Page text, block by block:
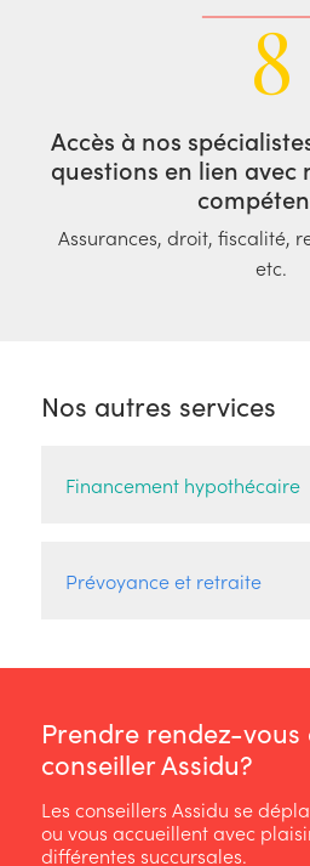
8
Accès à nos
questions en lien avec
Assurances, droit, fiscalité,
etc.
Nos autres services
Financement hypothécaire
Prévoyance et retraite
Prendre rendez-vous
conseiller Assidu?
Les conseillers Assidu se
ou vous accueillent avec
différentes succursales.